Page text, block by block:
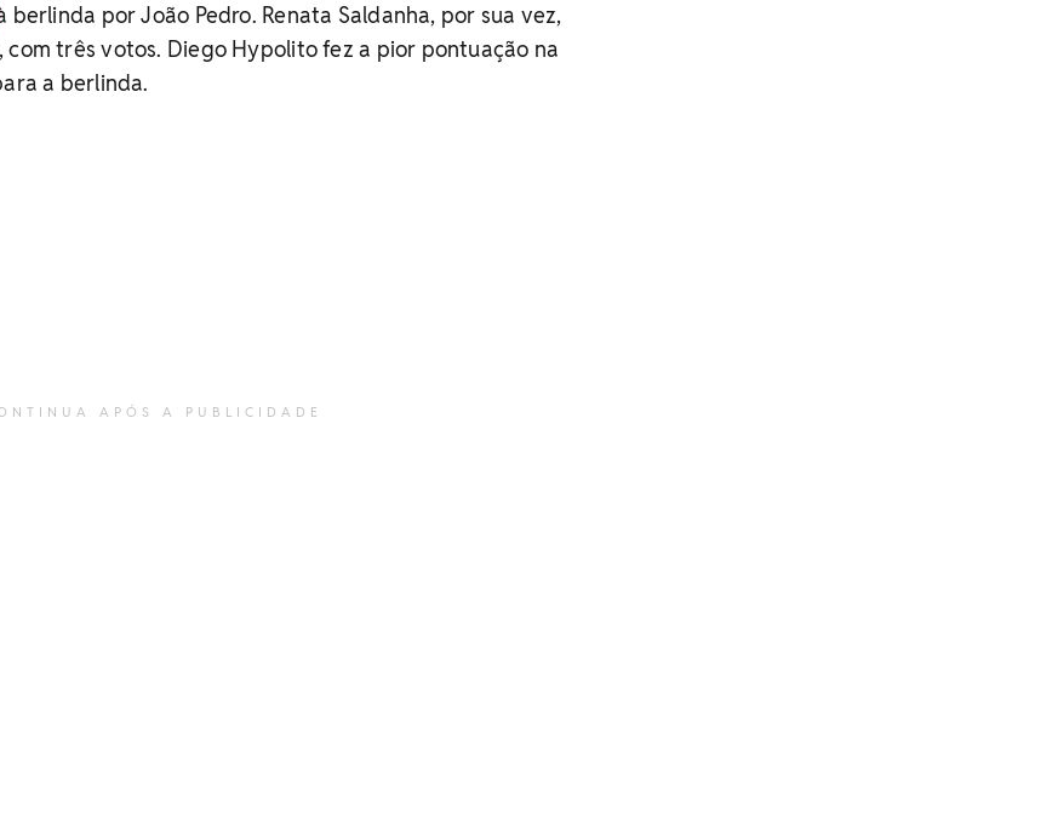
berlinda por João Pedro. Renata Saldanha, por sua vez,
com três votos. Diego Hypolito fez a pior pontuação na
a berlinda.
APÓS A PUBLICIDADE